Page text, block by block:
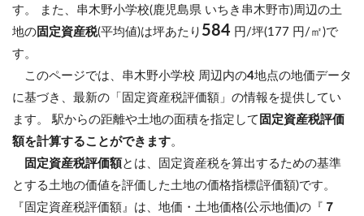
す。
また、串木野小学校(鹿児島県 いちき串木野市)周辺の土
地の 固定資産税(平均値)は坪あたり 584 円/坪(177 円/㎡)で
す。
このページでは、串木野小学校 周辺内の4地点の地価データ
に基づき、最新の「固定資産税評価額」の情報を提供してい
ます。 駅からの距離や土地の面積を指定して 固定資産税評価
額を計算することができます。
固定資産税評価額とは、固定資産税を算出するための基準
とする土地の価値を評価した土地の価格指標(評価額)です。
『固定資産税評価額』は、地価・土地価格(公示地価)の『 ７